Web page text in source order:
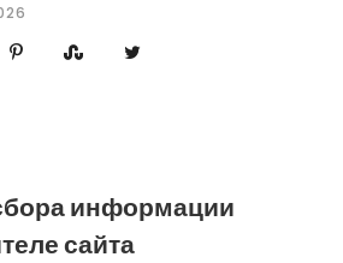
информации
сайта